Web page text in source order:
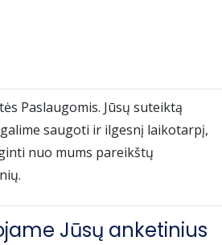
Paslaugomis. Jūsų suteiktą
saugoti ir ilgesnį laikotarpį,
nuo mums pareikštų
Jūsų anketinius